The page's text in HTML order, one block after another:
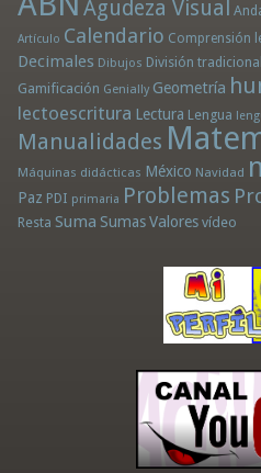
Agudeza Visual
Artículo Calendario Comprensión
Decimales Dibujos División tradicional
Gamificación Genially Geometría
lectoescritura Lectura Lengua
Manualidades
Máquinas didácticas México Navidad
Paz PDI primaria Problemas
Resta Suma Sumas Valores vídeo